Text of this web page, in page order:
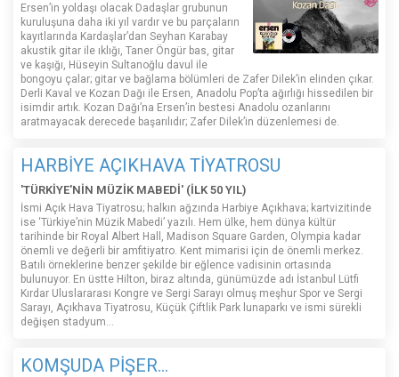
Ersen’in yoldaşı olacak Dadaşlar grubunun
kuruluşuna daha iki yıl vardır ve bu parçaların
kayıtlarında Kardaşlar’dan Seyhan Karabay
akustik gitar ile ıklığı, Taner Öngür bas, gitar
ve kaşığı, Hüseyin Sultanoğlu davul ile
bongoyu çalar; gitar ve bağlama bölümleri de Zafer Dilek’in elinden çıkar.
Derli Kaval ve Kozan Dağı ile Ersen, Anadolu Pop’ta ağırlığı hissedilen bir
isimdir artık. Kozan Dağı’na Ersen’in bestesi Anadolu ozanlarını
aratmayacak derecede başarılıdır; Zafer Dilek’in düzenlemesi de.
HARBİYE AÇIKHAVA TİYATROSU
'TÜRKİYE'NİN MÜZİK MABEDİ' (İLK 50 YIL)
İsmi Açık Hava Tiyatrosu; halkın ağzında Harbiye Açıkhava; kartvizitinde
ise ‘Türkiye’nin Müzik Mabedi’ yazılı. Hem ülke, hem dünya kültür
tarihinde bir Royal Albert Hall, Madison Square Garden, Olympia kadar
önemli ve değerli bir amfitiyatro. Kent mimarisi için de önemli merkez.
Batılı örneklerine benzer şekilde bir eğlence vadisinin ortasında
bulunuyor. En üstte Hilton, biraz altında, günümüzde adı İstanbul Lütfi
Kırdar Uluslararası Kongre ve Sergi Sarayı olmuş meşhur Spor ve Sergi
Sarayı, Açıkhava Tiyatrosu, Küçük Çiftlik Park lunaparkı ve ismi sürekli
değişen stadyum…
KOMŞUDA PİŞER...